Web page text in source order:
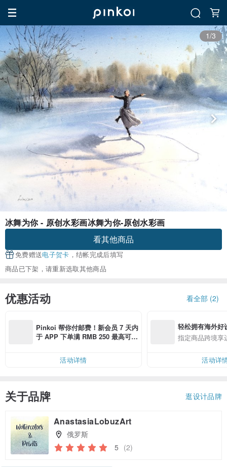
1/3
冰舞为你 - 原创水彩画冰舞为你-原创水彩画
看其他商品
免费赠送电子贺卡 ，结帐完成后填写
商品已下架，请重新选取其他商品
优惠活动 看全部 (2)
Pinkoi 帮你付邮费！新会员 7 天内
于 APP 下单满 RMB 250 最高可折
活动详情
轻松拥有海外好
指定商品跨境享
活动详
关于品牌 逛设计品牌
AnastasiaLobuzArt
俄罗斯
5 (2)